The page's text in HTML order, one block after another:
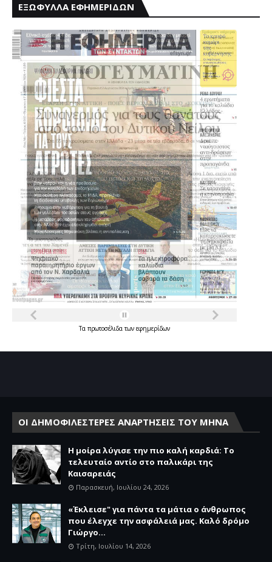
ΕΞΩΦΥΛΛΑ ΕΦΗΜΕΡΙΔΩΝ
Τα πρωτοσέλιδατων εφημερίδων
ΟΙ ΔΗΜΟΦΙΛΕΣΤΕΡΕΣ ΑΝΑΡΤΗΣΕΙΣ ΤΟΥ ΜΗΝΑ
Η μοίρα λύγισε την πιο καλή καρδιά: Το
τελευταίο αντίο στο παλικάρι της
Καισαρειάς
Παρασκευή, Ιουλίου 24, 2026
«Έκλεισε" για πάντα τα μάτια ο άνθρωπος
που έλεγχε την ασφάλειά μας. Καλό δρόμο
Γιώργο...
Τρίτη, Ιουλίου 14, 2026